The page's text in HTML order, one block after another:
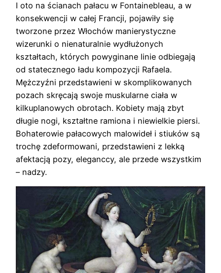
I oto na ścianach pałacu w Fontainebleau, a w
konsekwencji w całej Francji, pojawiły się
tworzone przez Włochów manierystyczne
wizerunki o nienaturalnie wydłużonych
kształtach, których powyginane linie odbiegają
od statecznego ładu kompozycji Rafaela.
Mężczyźni przedstawieni w skomplikowanych
pozach skręcają swoje muskularne ciała w
kilkuplanowych obrotach. Kobiety mają zbyt
długie nogi, kształtne ramiona i niewielkie piersi.
Bohaterowie pałacowych malowideł i stiuków są
trochę zdeformowani, przedstawieni z lekką
afektacją pozy, eleganccy, ale przede wszystkim
– nadzy.